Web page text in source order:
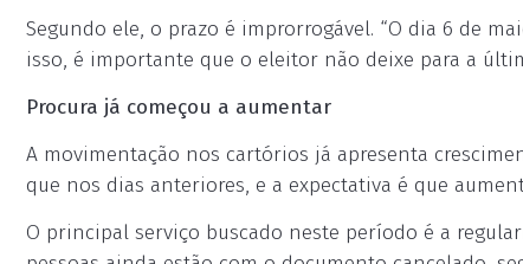
Segundo ele, o prazo é improrrogável. “O dia 6 de
isso, é importante que o eleitor não deixe para a
Procura já começou a aumentar
A movimentação nos cartórios já apresenta
que nos dias anteriores, e a expectativa é que
O principal serviço buscado neste período é a